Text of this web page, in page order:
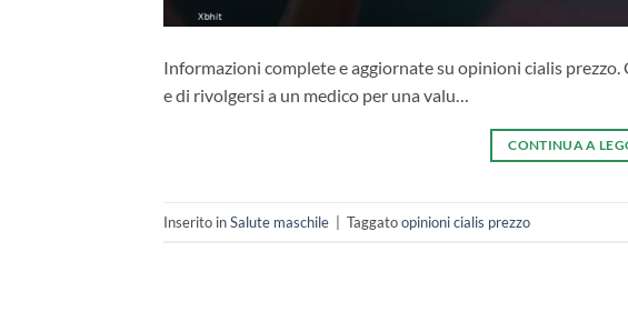
Informazioni complete e aggiornate su opinioni cialis
e di rivolgersi a un medico per una valu…
CONTINUA A
Inserito inSalute maschile Taggatoopinioni cialis prezzo